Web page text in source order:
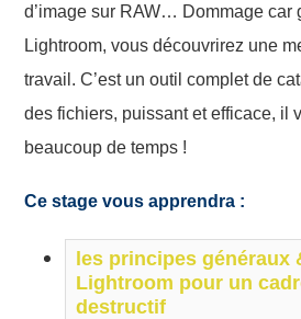
d’image sur RAW… Dommage car
Lightroom, vous découvrirez une
travail. C’est un outil complet de
des fichiers, puissant et efficace, il
beaucoup de temps !
Ce stage vous apprendra :
les principes généraux
Lightroom pour un
destructif